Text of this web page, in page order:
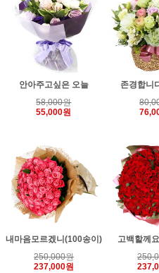
안아주고싶은 오늘
58,000원
55,000원
존경합니
내마음모르겠니(100송이)
250,000원
237,000원
고백할께